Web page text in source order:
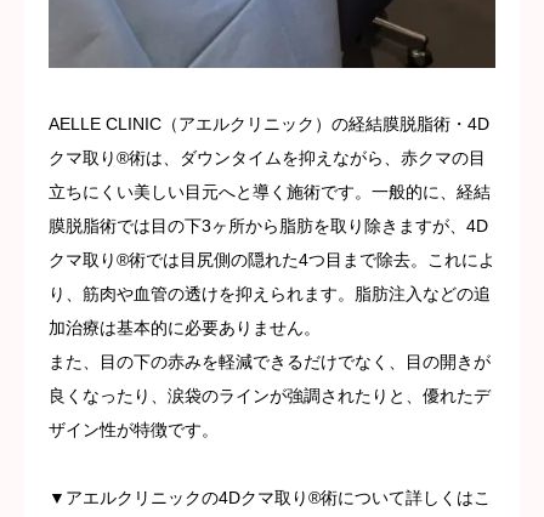
AELLE CLINIC（アエルクリニック）の経結膜脱脂術・4D
クマ取り®術は、ダウンタイムを抑えながら、赤クマの目
立ちにくい美しい目元へと導く施術です。一般的に、経結
膜脱脂術では目の下3ヶ所から脂肪を取り除きますが、4D
クマ取り®術では目尻側の隠れた4つ目まで除去。これによ
り、筋肉や血管の透けを抑えられます。脂肪注入などの追
加治療は基本的に必要ありません。
また、目の下の赤みを軽減できるだけでなく、目の開きが
良くなったり、涙袋のラインが強調されたりと、優れたデ
ザイン性が特徴です。
▼アエルクリニックの4Dクマ取り®術について詳しくはこ